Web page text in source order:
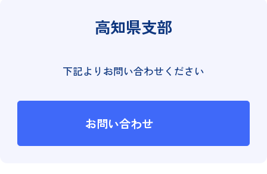
高知県支部
下記よりお問い合わせください
お問い合わせ